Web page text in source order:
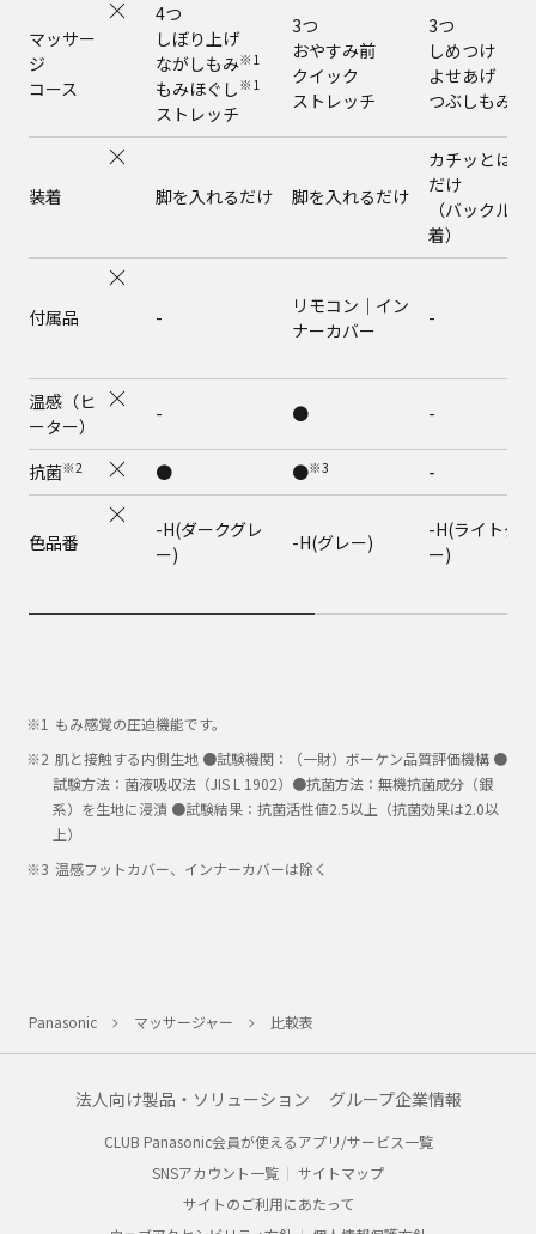
マッサー
ジ
コース
4つ
しぼり上げ
ながしもみ※1
もみほぐし ※1
ストレッチ
3つ
おやすみ前
クイック
ストレッチ
3つ
しめつけ
よせあげ
つぶしもみ
装着 脚を入れるだけ 脚を入れるだけ
カチッとはめ
だけ
（バックル装
着）
付属品 -
リモコン｜イン
ナーカバー
-
温感（ヒ
ーター）
- ● -
抗菌※2 ● ●※3 -
色品番
-H(ダークグレ
ー)
-H(グレー)
-H(ライトグレ
ー)
もみ感覚の圧迫機能です。
肌と接触する内側生地 ●試験機関：（一財）ボーケン品質評価機構 ●
試験方法：菌液吸収法（JIS L 1902）●抗菌方法：無機抗菌成分（銀
系）を生地に浸漬 ●試験結果：抗菌活性値2.5以上（抗菌効果は2.0以
上）
温感フットカバー、インナーカバーは除く
Panasonic マッサージャー 比較表
法人向け製品・ソリューション グループ企業情報
CLUB Panasonic会員が使えるアプリ/サービス一覧
SNSアカウント一覧
サイトマップ
サイトのご利用にあたって